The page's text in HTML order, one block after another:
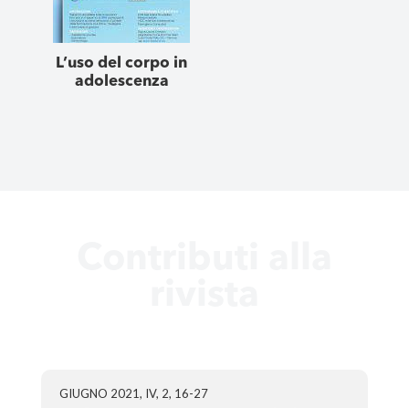
L’uso del corpo in
adolescenza
GIUGNO 2021, IV, 2, 16-27